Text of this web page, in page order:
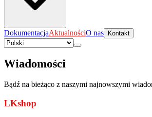
DokumentacjaAktualnościO nas Kontakt
Wiadomości
Bądź na bieżąco z naszymi najnowszymi
LKshop